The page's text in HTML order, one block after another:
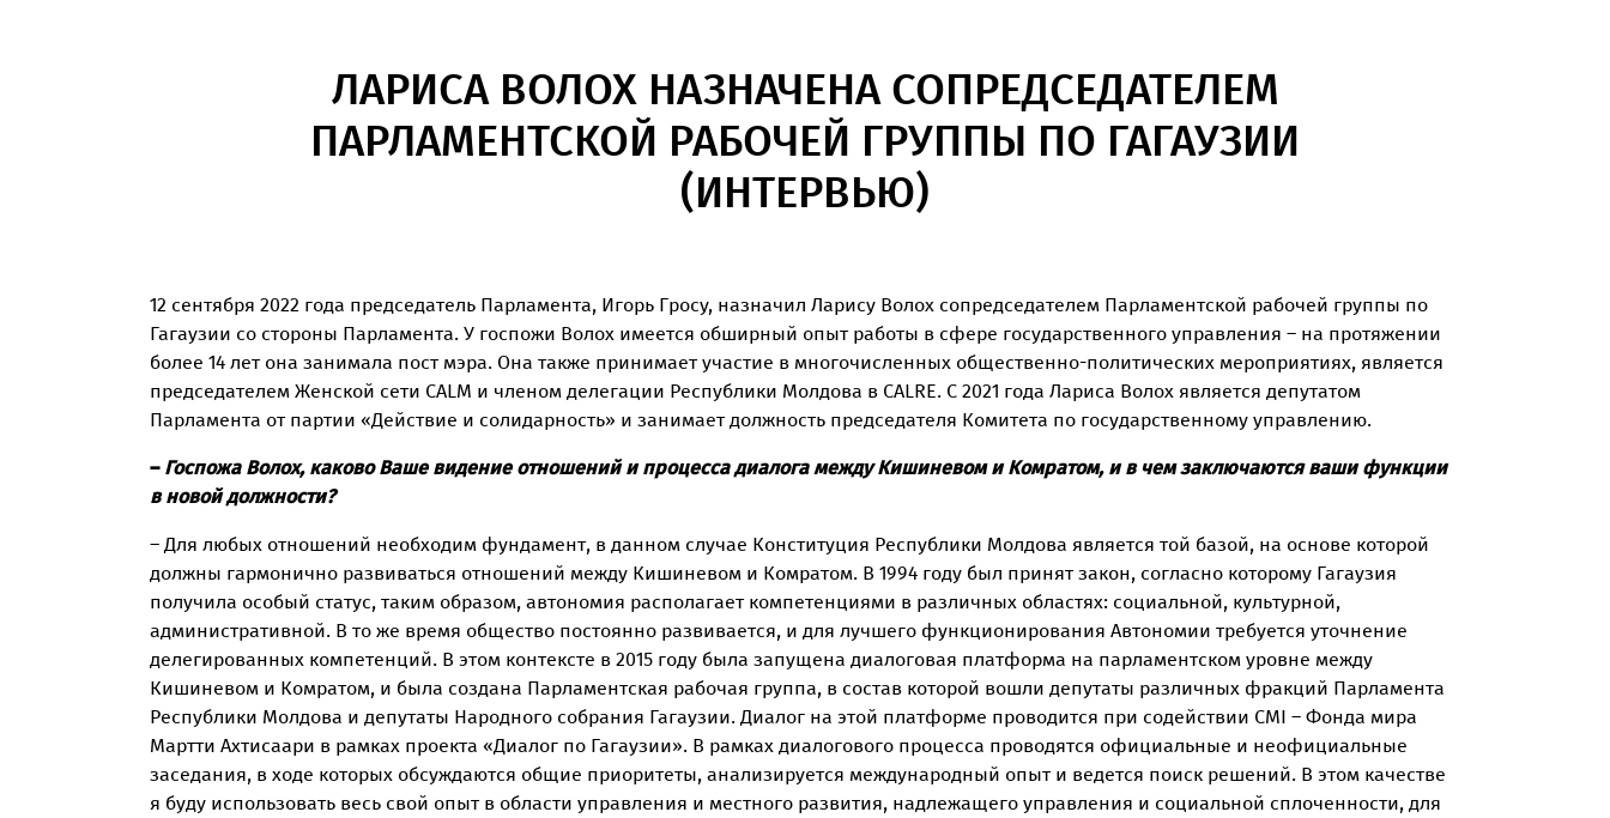
ЛАРИСА ВОЛОХ НАЗНАЧЕНА СОПРЕДСЕДАТЕЛЕМ
ПАРЛАМЕНТСКОЙ РАБОЧЕЙ ГРУППЫ ПО ГАГАУЗИИ
(ИНТЕРВЬЮ)
12 сентября 2022 года председатель Парламента, Игорь Гросу, назначил Ларису Волох сопредседателем Парламентской рабочей группы по
Гагаузии со стороны Парламента. У госпожи Волох имеется обширный опыт работы в сфере государственного управления – на протяжении
более 14 лет она занимала пост мэра. Она также принимает участие в многочисленных общественно-политических мероприятиях, является
председателем Женской сети CALM и членом делегации Республики Молдова в CALRE. С 2021 года Лариса Волох является депутатом
Парламента от партии «Действие и солидарность» и занимает должность председателя Комитета по государственному управлению.
– Госпожа Волох, каково Ваше видение отношений и процесса диалога между Кишиневом и Комратом, и в чем заключаются ваши функции
в новой должности?
– Для любых отношений необходим фундамент, в данном случае Конституция Республики Молдова является той базой, на основе которой
должны гармонично развиваться отношений между Кишиневом и Комратом. В 1994 году был принят закон, согласно которому Гагаузия
получила особый статус, таким образом, автономия располагает компетенциями в различных областях: социальной, культурной,
административной. В то же время общество постоянно развивается, и для лучшего функционирования Автономии требуется уточнение
делегированных компетенций. В этом контексте в 2015 году была запущена диалоговая платформа на парламентском уровне между
Кишиневом и Комратом, и была создана Парламентская рабочая группа, в состав которой вошли депутаты различных фракций Парламента
Республики Молдова и депутаты Народного собрания Гагаузии. Диалог на этой платформе проводится при содействии CMI – Фонда мира
Мартти Ахтисаари в рамках проекта «Диалог по Гагаузии». В рамках диалогового процесса проводятся официальные и неофициальные
заседания, в ходе которых обсуждаются общие приоритеты, анализируется международный опыт и ведется поиск решений. В этом качестве
я буду использовать весь свой опыт в области управления и местного развития, надлежащего управления и социальной сплоченности, для